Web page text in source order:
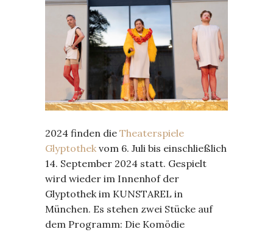
2024 finden die Theaterspiele
Glyptothek vom 6. Juli bis einschließlich
14. September 2024 statt. Gespielt
wird wieder im Innenhof der
Glyptothek im KUNSTAREL in
München. Es stehen zwei Stücke auf
dem Programm: Die Komödie